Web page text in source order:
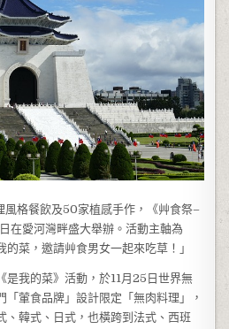
風格餐飲及50家植感手作，《艸食祭–
在愛河灣畔盛大舉辦。活動主軸為
的菜，邀請艸食男女一起來吃草！」
是我的菜》活動，於11月25日世界無
「葷食品牌」設計限定「無肉料理」，
、韓式、日式，也橫跨到法式、西班